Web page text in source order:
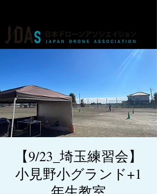
【9/23_埼玉練習会】
小見野小グランド+1